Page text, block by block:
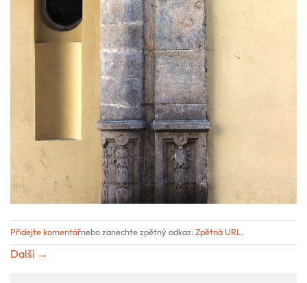
Přidejte komentářnebo zanechte zpětný odkaz:Zpětná URL .
Další →